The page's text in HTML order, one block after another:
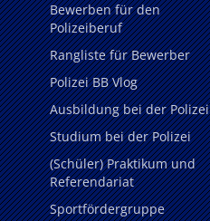
Bewerben für den
Polizeiberuf
Rangliste für Bewerber
Polizei BB Vlog
Ausbildung bei der Polizei
Studium bei der Polizei
(Schüler) Praktikum und
Referendariat
Sportfördergruppe